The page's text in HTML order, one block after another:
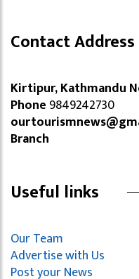
Contact Address
Kirtipur, Kathmandu
Phone 9849242730
Branch
Useful links
Our Team
Advertise with Us
Post your News